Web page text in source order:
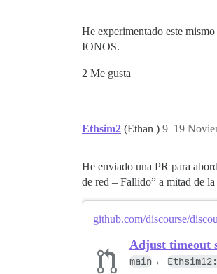
He experimentado este
IONOS.
2 Me gusta
Ethsim2 (Ethan ) 19
9
He enviado una PR para
de red – Fallido” a mitad de
github.com/discourse/
Adjust timeout
main ←